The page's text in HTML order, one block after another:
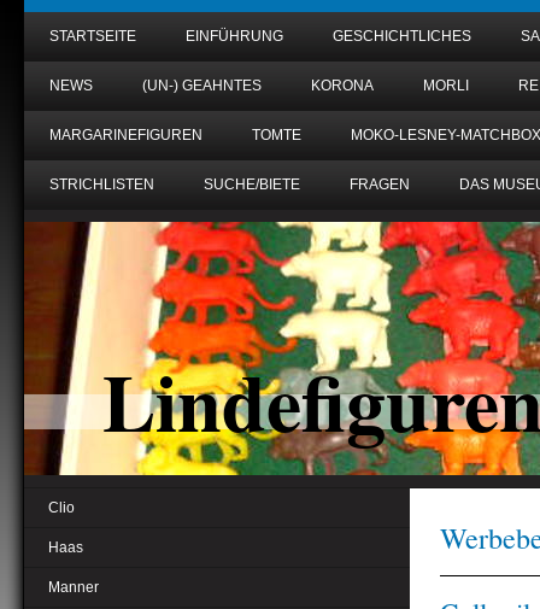
STARTSEITE EINFÜHRUNG GESCHICHTLICHES
NEWS (UN-) GEAHNTES KORONA MORLI
MARGARINEFIGUREN TOMTE MOKO-LESNEY-MATCHBOX
STRICHLISTEN SUCHE/BIETE FRAGEN DAS
Clio
Haas
Manner